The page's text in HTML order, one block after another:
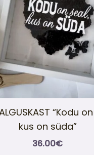
“Kodu
kus on süda”
36.00€